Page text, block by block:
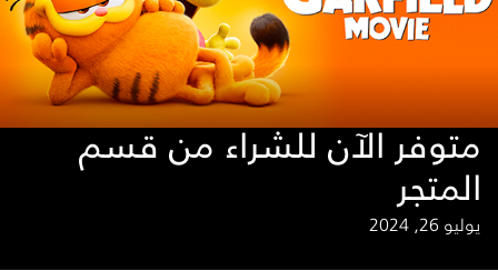
متوفر الآن للشراء من قسم
المتجر
يوليو 26, 2024